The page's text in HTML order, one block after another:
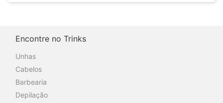
Encontre no Trinks
Unhas
Cabelos
Barbearia
Depilação